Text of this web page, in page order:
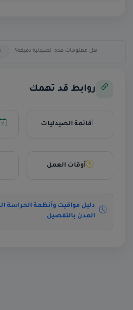
هل معلومات هذه الصيدلية دقيقة؟
روابط قد تهمك
قائمة الصيدليات
أوقات العمل
دليل مواقيت وأنظمة الحراسة
المدن بالتفصيل